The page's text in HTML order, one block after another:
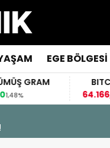
EGE BÖLGESİ
64.166,00-0,35%